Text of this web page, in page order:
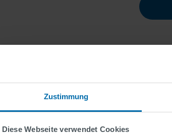
Zustimmung
Diese Webseite verwendet Cookies
SERVICES
Zusatzleistungen